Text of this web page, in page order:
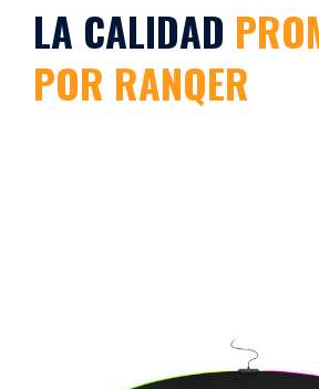
LA CALIDAD
POR RANQER